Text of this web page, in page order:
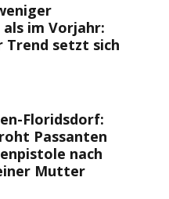
im Vorjahr:
Trend setzt sich
Floridsdorf:
Passanten
nach
Mutter